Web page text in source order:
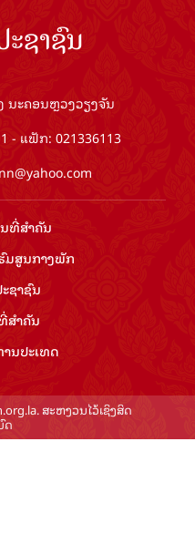
ຊາຊົນ
ນະຄອນຫຼວງວຽງຈັນ
- ແຟັກ: 021336113
ທີ່​ສຳ​ຄັນ​
ມ​ສູນ​ກາງ​ພັກ
ຊາ​ຊົນ
ສຳ​ຄັນ
ນ​ປະ​ເທດ
ສະຫງວນໄວ້ເຊິງສິດ
ດ